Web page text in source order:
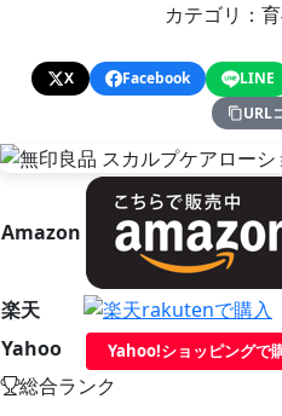
カテゴリ：
X Facebook LINE
URL
Amazon
楽天
Yahoo
Yahoo!ショッピングで
総合ランク